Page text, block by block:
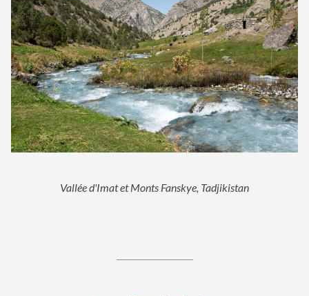
Vallée d'Imat et Monts Fanskye, Tadjikistan